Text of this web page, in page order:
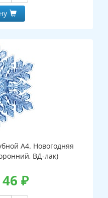
А4. Новогодняя
ВД-лак)
46 ₽